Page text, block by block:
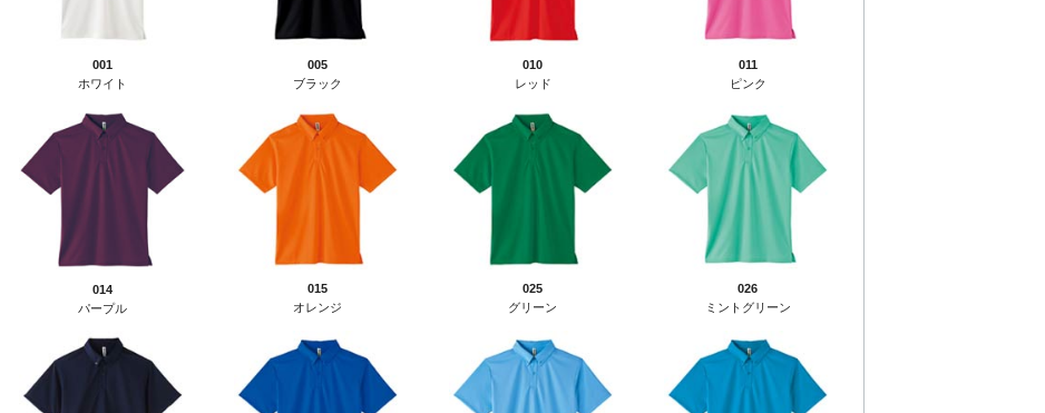
001
ホワイト
005
ブラック
010
レッド
011
ピンク
014
パープル
015
オレンジ
025
グリーン
026
ミントグリーン